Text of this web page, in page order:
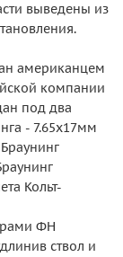
выведены из
американцем
компании
под два
- 7.65х17мм
Кольт-
ФН
ствол и